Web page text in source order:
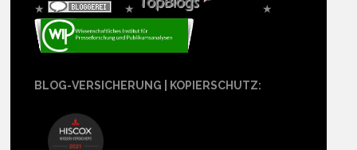
★ ★ ★
BLOG-VERSICHERUNG | KOPIERSCHUTZ: